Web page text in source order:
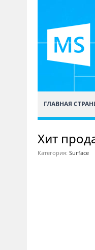
ГЛАВНАЯ
Хит
Категория: Surface